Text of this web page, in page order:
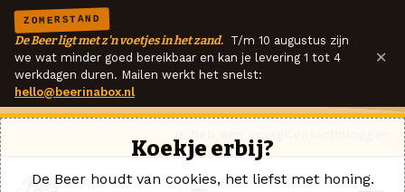
ZOMERSTAND
De Beer ligt met z'n voetjes in het zand. T/m 10 augustus zijn
we wat minder goed bereikbaar en kan je levering 1 tot 4
werkdagen duren. Mailen werkt het snelst:
hello@beerinabox.nl
×
Koekje erbij?
De Beer houdt van cookies, het liefst met honing.